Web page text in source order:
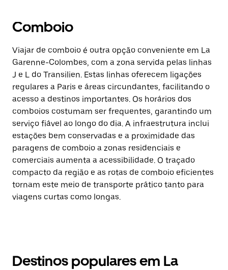
Comboio
Viajar de comboio é outra opção conveniente em La
Garenne-Colombes, com a zona servida pelas linhas
J e L do Transilien. Estas linhas oferecem ligações
regulares a Paris e áreas circundantes, facilitando o
acesso a destinos importantes. Os horários dos
comboios costumam ser frequentes, garantindo um
serviço fiável ao longo do dia. A infraestrutura inclui
estações bem conservadas e a proximidade das
paragens de comboio a zonas residenciais e
comerciais aumenta a acessibilidade. O traçado
compacto da região e as rotas de comboio eficientes
tornam este meio de transporte prático tanto para
viagens curtas como longas.
Destinos populares em La